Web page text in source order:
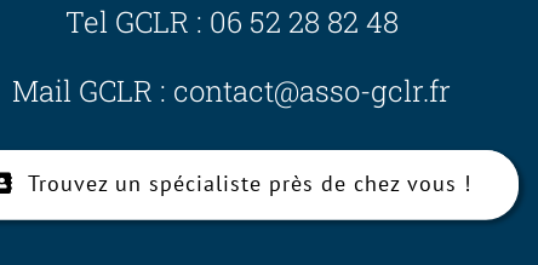
Tel GCLR : 06 52 28 82 48
Mail GCLR : contact@asso-gclr.fr
Trouvez un spécialiste près de chez vous !